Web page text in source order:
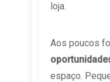
loja.
Aos poucos
espaço.